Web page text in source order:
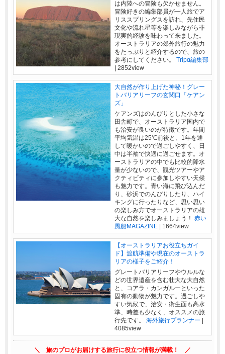
は内陸への冒険も欠かせません。
冒険好きの編集部員が一人旅でア
リススプリングスを訪れ、先住民
文化や流れ星等を楽しみながら非
現実的経験を味わって来ました。
オーストラリアの郊外旅行の魅力
をたっぷりと紹介するので、旅の
参考にしてください。
Tripα編集部
| 2852view
大自然が作り上げた神秘！グレー
トバリアリーフの玄関口「ケアン
ズ」
ケアンズはのんびりとした小さな
田舎町で、オーストラリア国内で
も治安が良いのが特徴です。年間
平均気温は25℃前後と、1年を通
して暖かいので過ごしやすく、日
中は半袖で快適に過ごせます。オ
ーストラリアの中でも比較的降水
量が少ないので、観光ツアーやア
クティビティに参加しやすい天候
も魅力です。青い海に飛び込んだ
り、砂浜でのんびりしたり、ハイ
キングに行ったりなど、思い思い
の楽しみ方でオーストラリアの雄
大な自然を楽しみましょう！ 赤い
風船MAGAZINE| 1664view
【オーストラリアお役立ちガイ
ド】渡航準備や現在のオーストラ
リアの様子をご紹介！
グレートバリアリーフやウルルな
どの世界遺産を含む壮大な大自然
と、コアラ・カンガルーといった
固有の動物が魅力です。過ごしや
すい気候で、治安・衛生面も高水
準、時差も少なく、オススメの旅
行先です。
海外旅行プランナー |
4085view
＼ 旅のプロがお届けする旅行に役立つ情報が満載！ ／